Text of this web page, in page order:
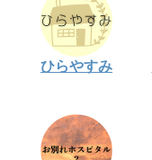
ひらやすみ